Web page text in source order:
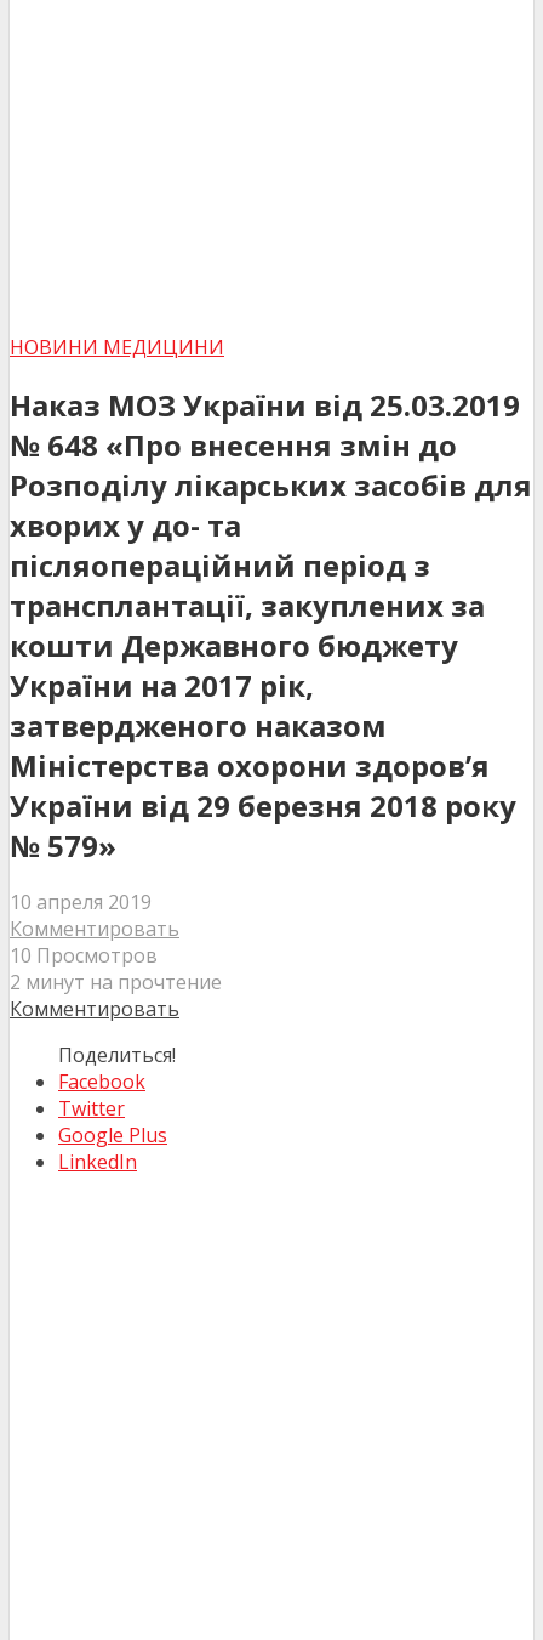
НОВИНИ МЕДИЦИНИ
Наказ МОЗ України від 25.03.2019
№ 648 «Про внесення змін до
Розподілу лікарських засобів для
хворих у до- та
післяопераційний період з
трансплантації, закуплених за
кошти Державного бюджету
України на 2017 рік,
затвердженого наказом
Міністерства охорони здоров’я
України від 29 березня 2018 року
№ 579»
10 апреля 2019
Комментировать
10 Просмотров
2 минут на прочтение
Комментировать
Поделиться!
Facebook
Twitter
Google Plus
LinkedIn